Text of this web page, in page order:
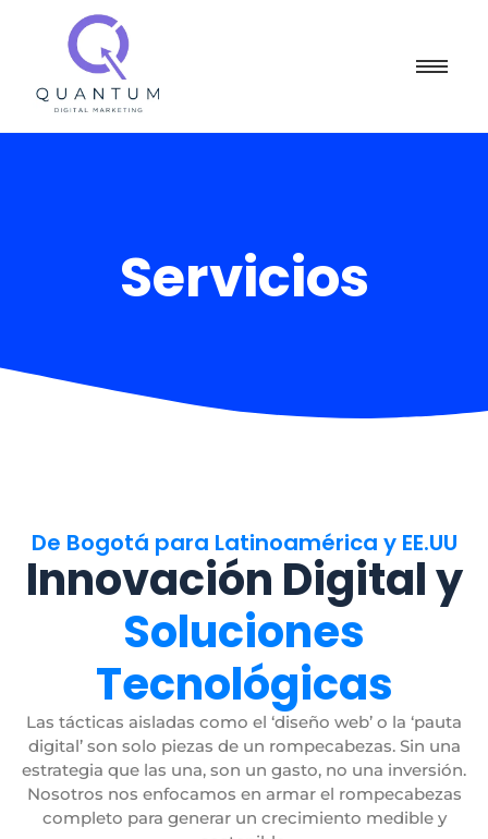
Servicios
De Bogotá para Latinoamérica y EE.UU
Innovación Digital y
Soluciones
Tecnológicas
Las tácticas aisladas como el ‘diseño web’ o la ‘pauta
digital’ son solo piezas de un rompecabezas. Sin una
estrategia que las una, son un gasto, no una inversión.
Nosotros nos enfocamos en armar el rompecabezas
completo para generar un crecimiento medible y